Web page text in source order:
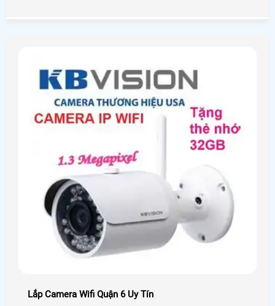
Lắp Camera Wifi Quận 6 Uy Tín